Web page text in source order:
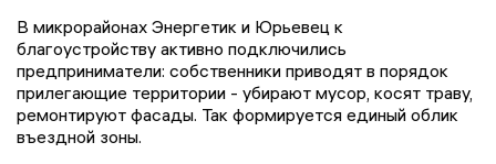
В микрорайонах Энергетик и Юрьевец к
благоустройству активно подключились
предприниматели: собственники приводят в порядок
прилегающие территории - убирают мусор, косят траву,
ремонтируют фасады. Так формируется единый облик
въездной зоны.